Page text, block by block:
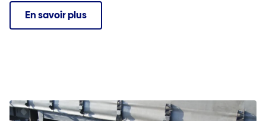
En savoir plus